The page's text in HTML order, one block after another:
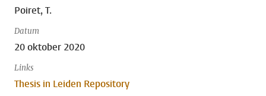
Poiret, T.
Datum
20 oktober 2020
Links
Thesis in Leiden Repository